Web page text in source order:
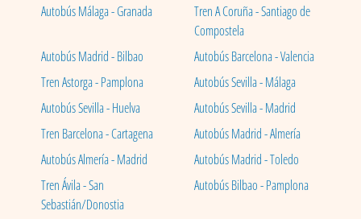
Autobús Málaga - Granada
Tren A Coruña - Santiago de
Compostela
Autobús Madrid - Bilbao
Autobús Barcelona - Valencia
Tren Astorga - Pamplona
Autobús Sevilla - Málaga
Autobús Sevilla - Huelva
Autobús Sevilla - Madrid
Tren Barcelona - Cartagena
Autobús Madrid - Almería
Autobús Almería - Madrid
Autobús Madrid - Toledo
Tren Ávila - San
Sebastián/Donostia
Autobús Bilbao - Pamplona